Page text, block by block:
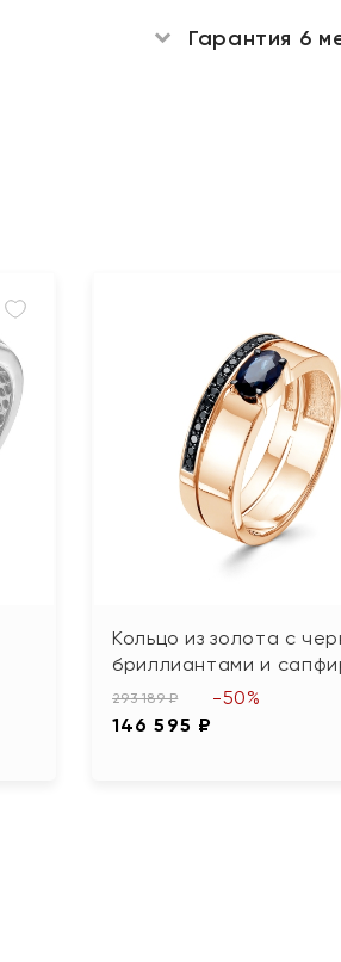
Гарантия 6
Кольцо из золота с
бриллиантами и
293 189 ₽
146 595 ₽
-50%